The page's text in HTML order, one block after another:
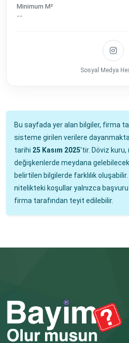
Minimum M²
--
Sosyal Medya
Bu sayfada yer alan bilgiler, firma
sisteme girilen verilere
tarihi 25 Kasım 2025'tir. Döviz
değişkenlerde meydana
belirtilen bilgilerde farklılık oluşabilir.
nitelikteki koşullar yalnızca başvuru
firma tarafından teyit edilebilir.